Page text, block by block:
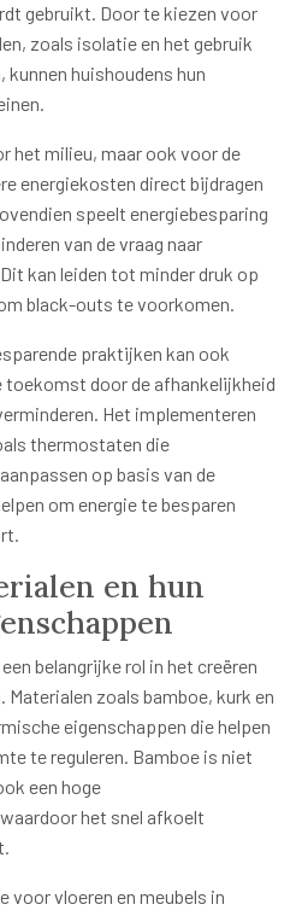
gebruikt. Door te kiezen voor
zoals isolatie en het gebruik
huishoudens hun
het milieu, maar ook voor de
energiekosten direct bijdragen
speelt energiebesparing
van de vraag naar
kan leiden tot minder druk op
black-outs te voorkomen.
praktijken kan ook
toekomst door de afhankelijkheid
Het implementeren
thermostaten die
op basis van de
om energie te besparen
en hun
belangrijke rol in het creëren
Materialen zoals bamboe, kurk en
eigenschappen die helpen
te reguleren. Bamboe is niet
een hoge
het snel afkoelt
voor vloeren en meubels in